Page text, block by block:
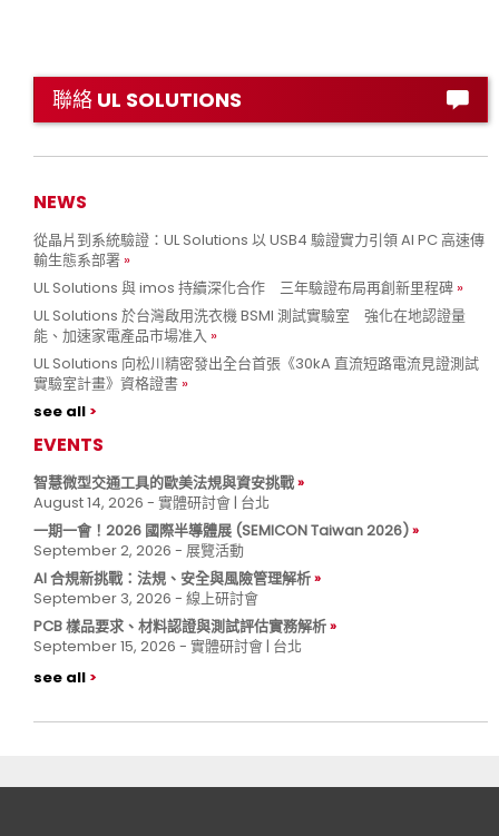
聯絡 UL SOLUTIONS
NEWS
從晶片到系統驗證：UL Solutions 以 USB4 驗證實力引領 AI PC 高速傳
輸生態系部署
UL Solutions 與 imos 持續深化合作 三年驗證布局再創新里程碑
UL Solutions 於台灣啟用洗衣機 BSMI 測試實驗室 強化在地認證量
能、加速家電產品市場准入
UL Solutions 向松川精密發出全台首張《30kA 直流短路電流見證測試
實驗室計畫》資格證書
see all
EVENTS
智慧微型交通工具的歐美法規與資安挑戰
August 14, 2026 - 實體研討會 | 台北
一期一會！2026 國際半導體展 (SEMICON Taiwan 2026)
September 2, 2026 - 展覽活動
AI 合規新挑戰：法規、安全與風險管理解析
September 3, 2026 - 線上研討會
PCB 樣品要求、材料認證與測試評估實務解析
September 15, 2026 - 實體研討會 | 台北
see all